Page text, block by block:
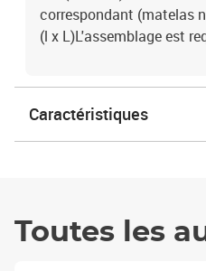
correspondant (matelas
(l x L)L'assemblage est
Caractéristiques
Toutes les